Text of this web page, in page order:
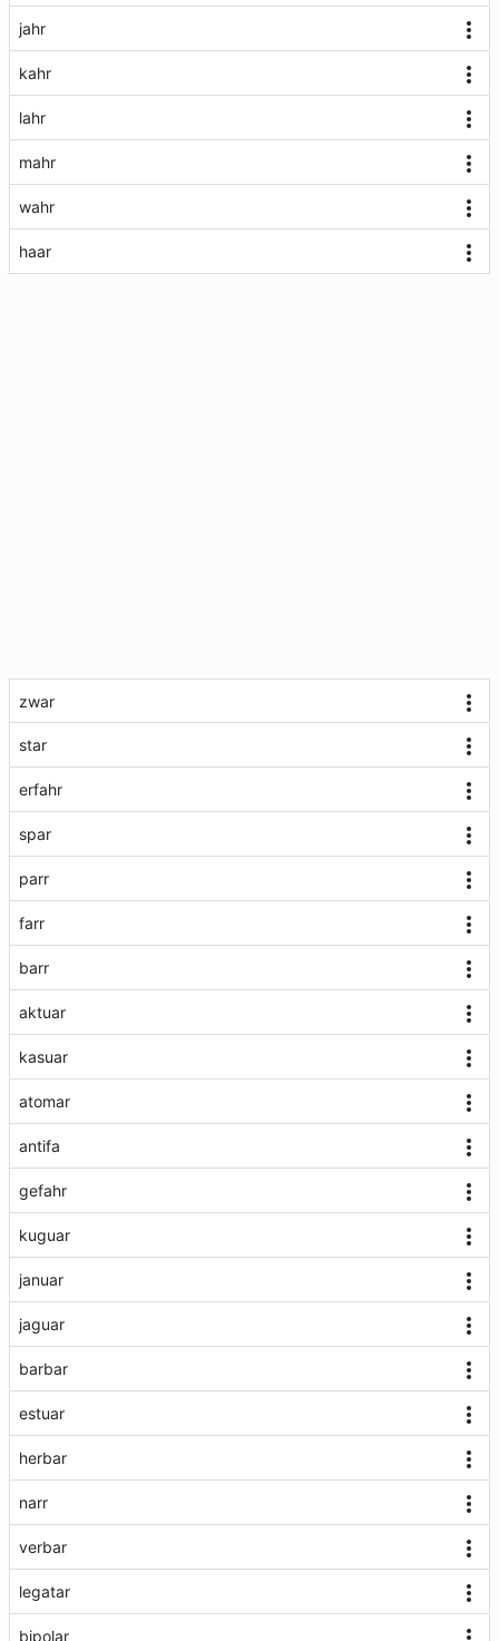
jahr
kahr
lahr
mahr
wahr
haar
zwar
star
erfahr
spar
parr
farr
barr
aktuar
kasuar
atomar
antifa
gefahr
kuguar
januar
jaguar
barbar
estuar
herbar
narr
verbar
legatar
bipolar